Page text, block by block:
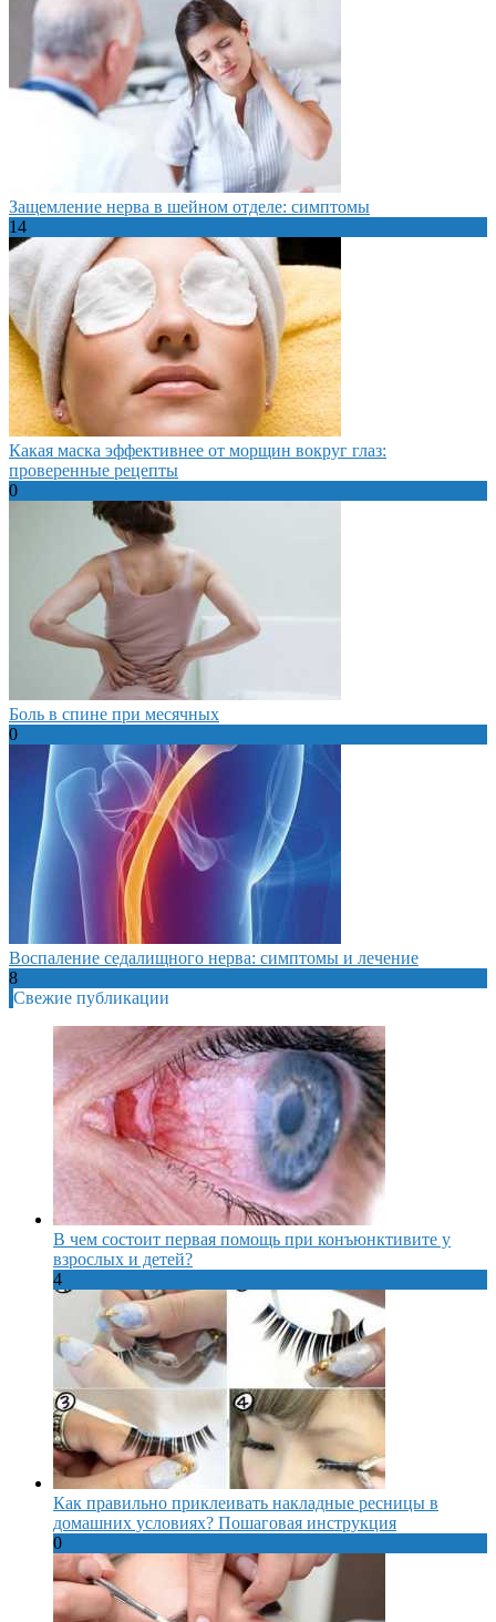
Защемление нерва в шейном отделе: симптомы
14
Какая маска эффективнее от морщин вокруг глаз:
проверенные рецепты
0
Боль в спине при месячных
0
Воспаление седалищного нерва: симптомы и лечение
8
Свежие публикации
В чем состоит первая помощь при конъюнктивите у
взрослых и детей?
4
Как правильно приклеивать накладные ресницы в
домашних условиях? Пошаговая инструкция
0